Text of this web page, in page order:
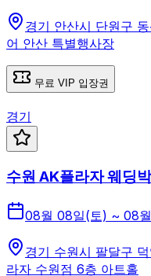
경기 안산시 단원구
어 안산 특별행사장
무료 VIP 입장권
경기
수원 AK플라자 웨딩
08월 08일(토) ~ 08
경기 수원시 팔달구
라자 수원점 6층 아트홀